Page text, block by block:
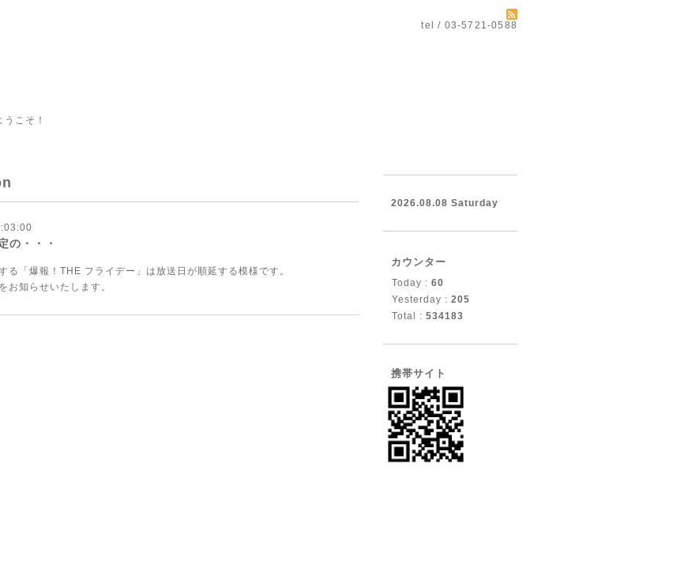
tel / 03-5721-0588
こそ！
の・・・
る「爆報！THE フライデー」は放送日が順延する模様です。
お知らせいたします。
2026.08.08 Saturday
カウンター
Today : 60
Yesterday : 205
Total : 534183
携帯サイト